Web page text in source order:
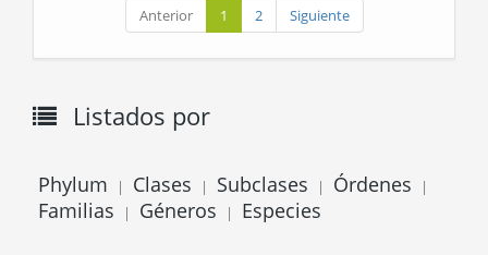
Anterior
1 2 Siguiente
Listados por
Phylum | Clases | Subclases | Órdenes |
Familias | Géneros | Especies